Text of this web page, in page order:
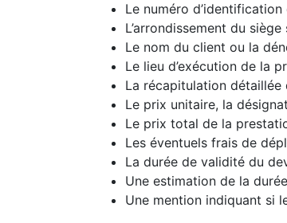
Le numéro d’identification
L’arrondissement du siège
Le nom du client ou la
Le lieu d’exécution de la
La récapitulation
Le prix unitaire, la
Le prix total de la
Les éventuels frais de
La durée de validité du
Une estimation de la
Une mention indiquant si